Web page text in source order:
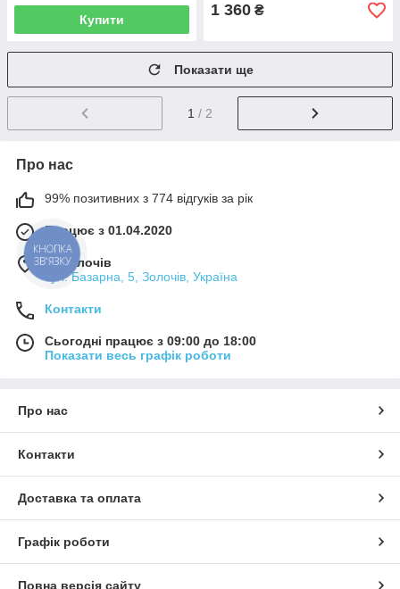
Купити
1 360 ₴
Показати ще
1 / 2
Про нас
99% позитивних з 774 відгуків за рік
Працює з 01.04.2020
м. Золочів
вул. Базарна, 5, Золочів, Україна
Контакти
Сьогодні працює з 09:00 до 18:00
Показати весь графік роботи
Про нас
Контакти
Доставка та оплата
Графік роботи
Повна версія сайту